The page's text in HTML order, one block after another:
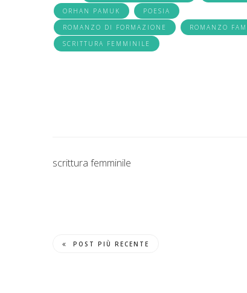
ORHAN PAMUK
POESIA
ROMANZO DI FORMAZIONE
ROMANZO
SCRITTURA FEMMINILE
scrittura femminile
POST PIÙ RECENTE